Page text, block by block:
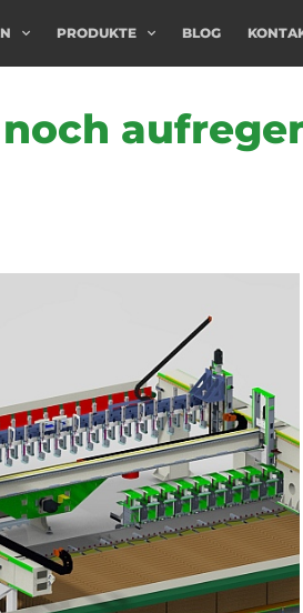
PRODUKTE BLOG